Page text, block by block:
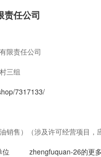
责任公司
限责任公司
三组
7317133/
销售）（涉及许可经营项目，
位 zhengfuquan-26的更